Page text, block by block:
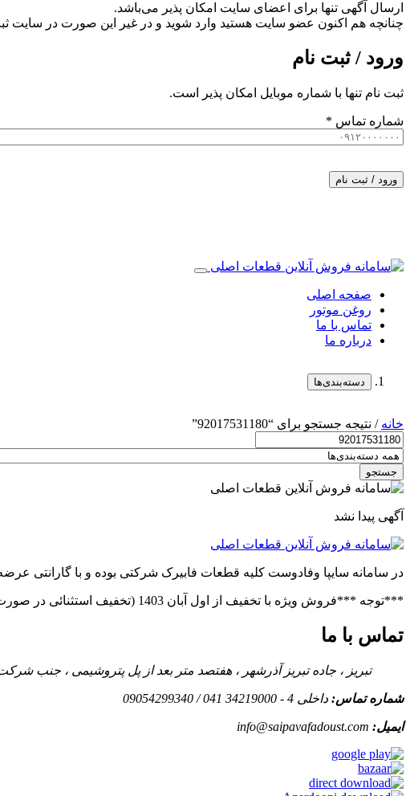
ارسال آگهی تنها برای اعضای سایت امکان پذیر می‌باشد.
چنانچه هم‌ اکنون عضو سایت هستید وارد شوید و در غیر این صورت در سایت
ورود / ثبت نام
ثبت نام تنها با شماره موبایل امکان پذیر است.
شماره تماس *
ورود / ثبت نام
صفحه اصلی
روغن موتور
تماس با ما
درباره ما
دسته‌بندی‌ها
خانه / نتیجه جستجو برای “92017531180”
جستجو
آگهی پیدا نشد
در سامانه سایپا وفادوست کلیه قطعات فابیرک شرکتی بوده و با گارانتی
***توجه ***فروش ویژه با تخفیف از اول آبان 1403 (تخفیف استثنائی در صورت خرید عمده)***فروش ویژه قطعات پراید(بدنه.فنی)***توجه***
تماس با ما
تبریز ، جاده تبریز آذرشهر ، هفتصد متر بعد از پل پتروشیمی ، جنب
شماره تماس: داخلی 4 - 34219000 041 / 09054299340
ایمیل: info@saipavafadoust.com